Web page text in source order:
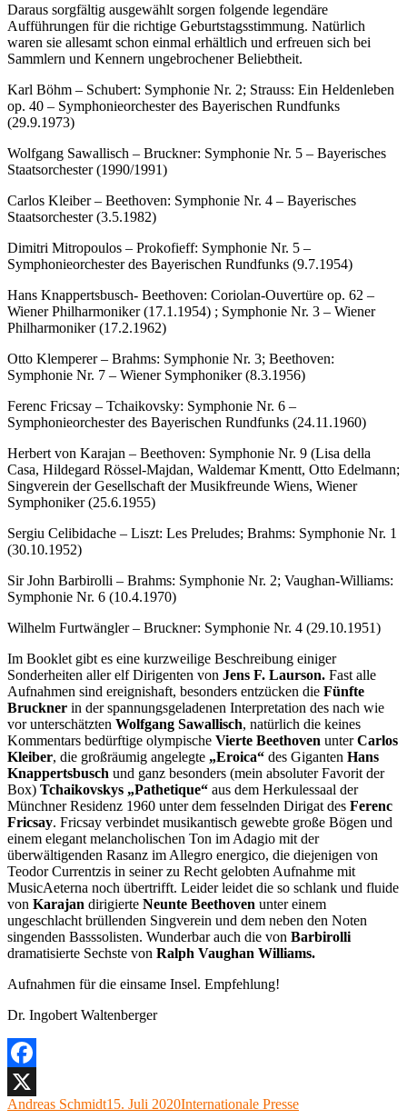
Daraus sorgfältig ausgewählt sorgen folgende legendäre
Aufführungen für die richtige Geburtstagsstimmung. Natürlich
waren sie allesamt schon einmal erhältlich und erfreuen sich bei
Sammlern und Kennern ungebrochener Beliebtheit.
Karl Böhm – Schubert: Symphonie Nr. 2; Strauss: Ein Heldenleben
op. 40 – Symphonieorchester des Bayerischen Rundfunks
(29.9.1973)
Wolfgang Sawallisch – Bruckner: Symphonie Nr. 5 – Bayerisches
Staatsorchester (1990/1991)
Carlos Kleiber – Beethoven: Symphonie Nr. 4 – Bayerisches
Staatsorchester (3.5.1982)
Dimitri Mitropoulos – Prokofieff: Symphonie Nr. 5 –
Symphonieorchester des Bayerischen Rundfunks (9.7.1954)
Hans Knappertsbusch- Beethoven: Coriolan-Ouvertüre op. 62 –
Wiener Philharmoniker (17.1.1954) ; Symphonie Nr. 3 – Wiener
Philharmoniker (17.2.1962)
Otto Klemperer – Brahms: Symphonie Nr. 3; Beethoven:
Symphonie Nr. 7 – Wiener Symphoniker (8.3.1956)
Ferenc Fricsay – Tchaikovsky: Symphonie Nr. 6 –
Symphonieorchester des Bayerischen Rundfunks (24.11.1960)
Herbert von Karajan – Beethoven: Symphonie Nr. 9 (Lisa della
Casa, Hildegard Rössel-Majdan, Waldemar Kmentt, Otto Edelmann;
Singverein der Gesellschaft der Musikfreunde Wiens, Wiener
Symphoniker (25.6.1955)
Sergiu Celibidache – Liszt: Les Preludes; Brahms: Symphonie Nr. 1
(30.10.1952)
Sir John Barbirolli – Brahms: Symphonie Nr. 2; Vaughan-Williams:
Symphonie Nr. 6 (10.4.1970)
Wilhelm Furtwängler – Bruckner: Symphonie Nr. 4 (29.10.1951)
Im Booklet gibt es eine kurzweilige Beschreibung einiger
Sonderheiten aller elf Dirigenten von Jens F. Laurson. Fast alle
Aufnahmen sind ereignishaft, besonders entzücken die Fünfte
Bruckner in der spannungsgeladenen Interpretation des nach wie
vor unterschätzten Wolfgang Sawallisch, natürlich die keines
Kommentars bedürftige olympische Vierte Beethoven unterCarlos
Kleiber, die großräumig angelegte „Eroica“ des Giganten Hans
Knappertsbusch und ganz besonders (mein absoluter Favorit der
Box) Tchaikovskys „Pathetique“ aus dem Herkulessaal der
Münchner Residenz 1960 unter dem fesselnden Dirigat des Ferenc
Fricsay. Fricsay verbindet musikantisch gewebte große Bögen und
einem elegant melancholischen Ton im Adagio mit der
überwältigenden Rasanz im Allegro energico, die diejenigen von
Teodor Currentzis in seiner zu Recht gelobten Aufnahme mit
MusicAeterna noch übertrifft. Leider leidet die so schlank und fluide
von Karajan dirigierte Neunte Beethoven unter einem
ungeschlacht brüllenden Singverein und dem neben den Noten
singenden Basssolisten. Wunderbar auch die von Barbirolli
dramatisierte Sechste von Ralph Vaughan Williams.
Aufnahmen für die einsame Insel. Empfehlung!
Dr. Ingobert Waltenberger
Facebook
X
Autor
Andreas SchmidtVeröffentlicht
15. Juli 2020Kategorien
Internationale Presse